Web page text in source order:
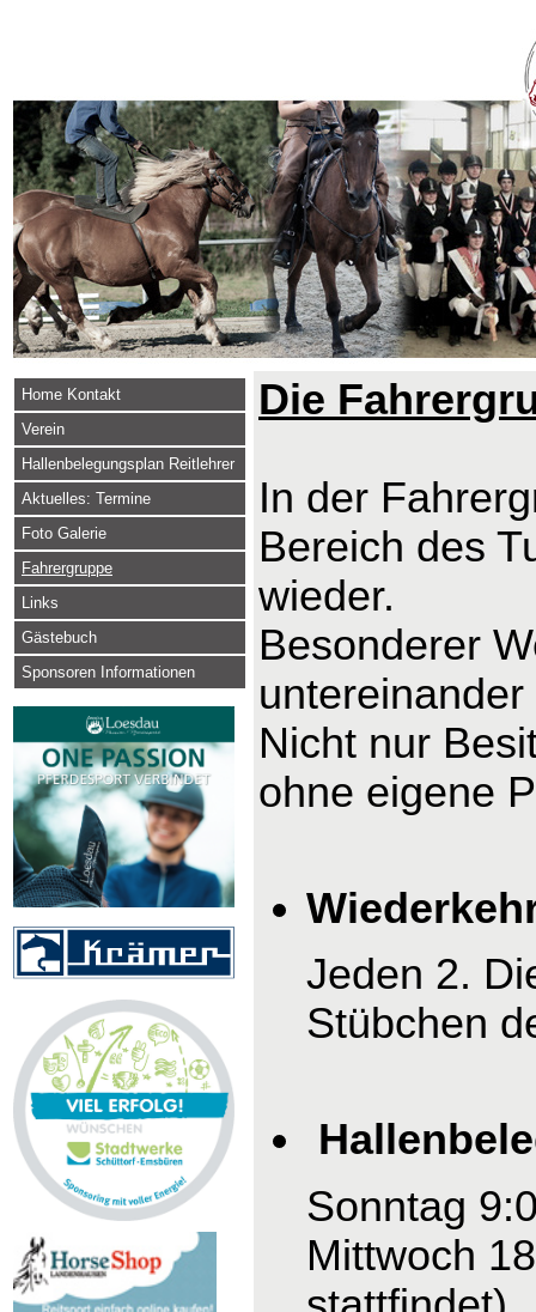
Home Kontakt
Verein
Hallenbelegungsplan Reitlehrer
Aktuelles: Termine
Foto Galerie
Fahrergruppe
Links
Gästebuch
Sponsoren Informationen
Die
In der
Bereich des
wieder.
Besonderer
Nicht nur
ohne eigene
Jeden 2.
Stübchen
Sonntag
Mittwoch